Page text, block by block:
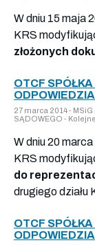
W dniu 15 maja
KRS
złożonych
OTCF
27 marca 2014 -
SĄDOWEGO -
W dniu 20
KRS
do
drugiego działu
OTCF